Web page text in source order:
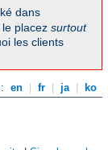
dans
placez surtout
les clients
en fr ja
ko